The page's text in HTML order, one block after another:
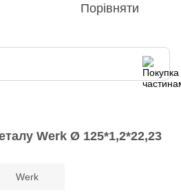
Порівняти
Werk Ø 125*1,2*22,23
Werk